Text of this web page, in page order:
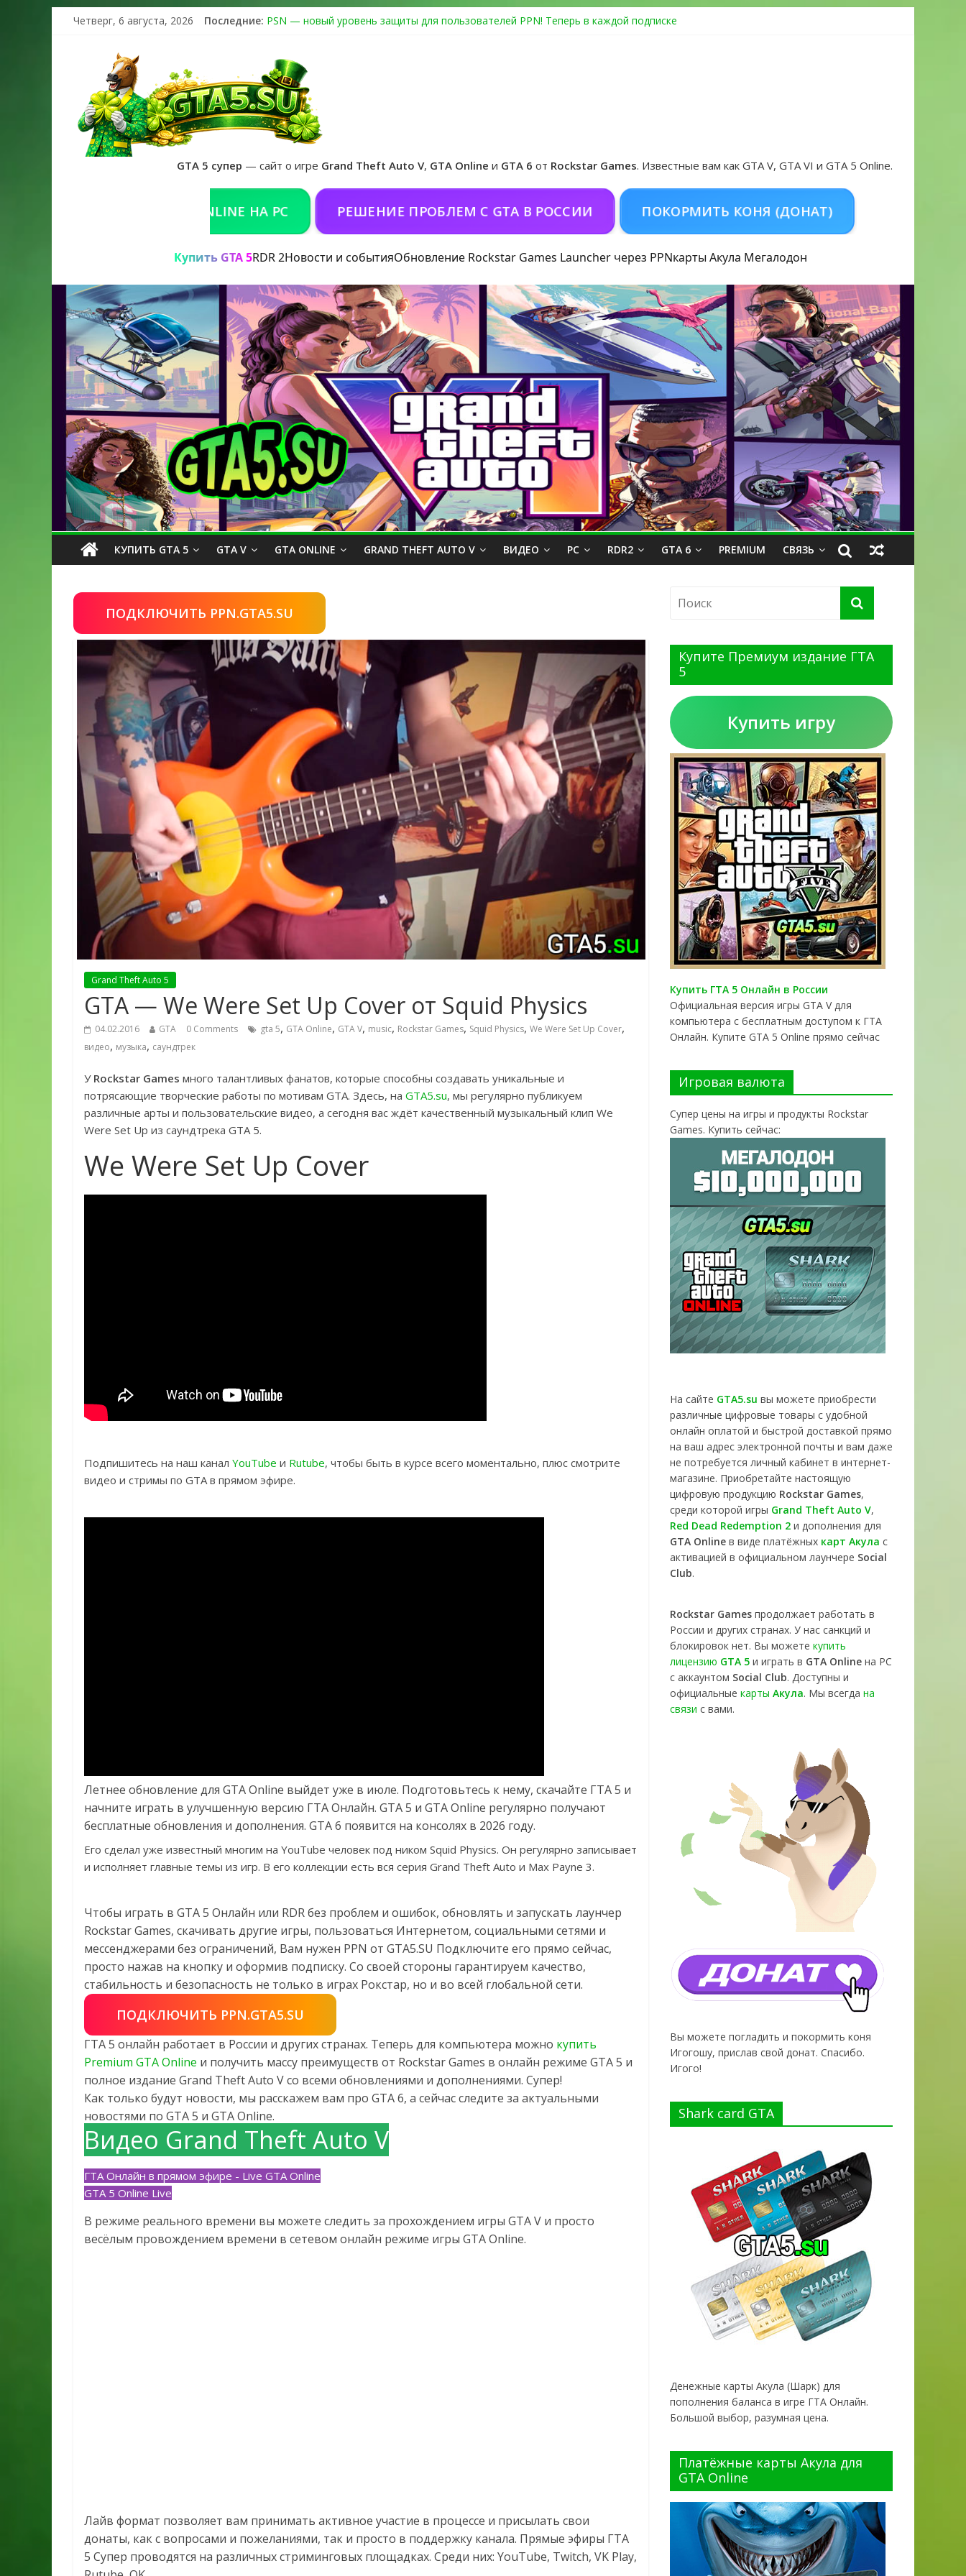
Четверг, 6 августа, 2026 Последние: PSN — новый уровень защиты для пользователей PPN! Теперь в каждой подписке
Получайте особые награды в GTA Online по программе Fine Art Collector
GTA 6 официальная обложка игры и Предзаказ Grand Theft Auto VI
GTA 5 супер — сайт о игре Grand Theft Auto V, GTA Online и GTA 6 от Rockstar Games. Известные вам как GTA V, GTA VI и GTA 5 Online.
КУПИТЬ GTA 5 ONLINE НА PC РЕШЕНИЕ ПРОБЛЕМ С GTA В РОССИИ ПОКОРМИТЬ КОНЯ (ДОНАТ) КУПИТЬ GTA 5
Купить GTA 5RDR 2Новости и событияОбновление Rockstar Games Launcher через PPNкарты Акула Мегалодон
КУПИТЬ GTA 5 GTA V GTA ONLINE GRAND THEFT AUTO V ВИДЕО PC RDR2 GTA 6 PREMIUM СВЯЗЬ
ПОДКЛЮЧИТЬ PPN.GTA5.SU
Grand Theft Auto 5
GTA — We Were Set Up Cover от Squid Physics
04.02.2016 GTA 0 Comments gta 5, GTA Online, GTA V, music, Rockstar Games, Squid Physics, We Were Set Up Cover,
видео, музыка, саундтрек
У Rockstar Games много талантливых фанатов, которые способны создавать уникальные и
потрясающие творческие работы по мотивам GTA. Здесь, на GTA5.su, мы регулярно публикуем
различные арты и пользовательские видео, а сегодня вас ждёт качественный музыкальный клип We
Were Set Up из саундтрека GTA 5.
We Were Set Up Cover
Подпишитесь на наш канал YouTube и Rutube, чтобы быть в курсе всего моментально, плюс смотрите
видео и стримы по GTA в прямом эфире.
Летнее обновление для GTA Online выйдет уже в июле. Подготовьтесь к нему, скачайте ГТА 5 и
начните играть в улучшенную версию ГТА Онлайн. GTA 5 и GTA Online регулярно получают
бесплатные обновления и дополнения. GTA 6 появится на консолях в 2026 году.
Его сделал уже известный многим на YouTube человек под ником Squid Physics. Он регулярно записывает
и исполняет главные темы из игр. В его коллекции есть вся серия Grand Theft Auto и Max Payne 3.
Чтобы играть в GTA 5 Онлайн или RDR без проблем и ошибок, обновлять и запускать лаунчер
Rockstar Games, скачивать другие игры, пользоваться Интернетом, социальными сетями и
мессенджерами без ограничений, Вам нужен PPN от GTA5.SU Подключите его прямо сейчас,
просто нажав на кнопку и оформив подписку. Со своей стороны гарантируем качество,
стабильность и безопасность не только в играх Рокстар, но и во всей глобальной сети.
ПОДКЛЮЧИТЬ PPN.GTA5.SU
ГТА 5 онлайн работает в России и других странах. Теперь для компьютера можно купить
Premium GTA Online и получить массу преимуществ от Rockstar Games в онлайн режиме GTA 5 и
полное издание Grand Theft Auto V со всеми обновлениями и дополнениями. Супер!
Как только будут новости, мы расскажем вам про GTA 6, а сейчас следите за актуальными
новостями по GTA 5 и GTA Online.
Видео Grand Theft Auto V
ГТА Онлайн в прямом эфире - Live GTA Online
GTA 5 Online Live
В режиме реального времени вы можете следить за прохождением игры GTA V и просто
весёлым провождением времени в сетевом онлайн режиме игры GTA Online.
Лайв формат позволяет вам принимать активное участие в процессе и присылать свои
донаты, как с вопросами и пожеланиями, так и просто в поддержку канала. Прямые эфиры ГТА
5 Супер проводятся на различных стриминговых площадках. Среди них: YouTube, Twitch, VK Play,
Купите Премиум издание ГТА
5
Купить игру
Купить ГТА 5 Онлайн в России
Официальная версия игры GTA V для
компьютера с бесплатным доступом к ГТА
Онлайн. Купите GTA 5 Online прямо сейчас
Игровая валюта
Супер цены на игры и продукты Rockstar
Games. Купить сейчас:
На сайте GTA5.su вы можете приобрести
различные цифровые товары с удобной
онлайн оплатой и быстрой доставкой прямо
на ваш адрес электронной почты и вам даже
не потребуется личный кабинет в интернет-
магазине. Приобретайте настоящую
цифровую продукцию Rockstar Games,
среди которой игры Grand Theft Auto V,
Red Dead Redemption 2 и дополнения для
GTA Online в виде платёжных карт Акула с
активацией в официальном лаунчере Social
Club.
Rockstar Games продолжает работать в
России и других странах. У нас санкций и
блокировок нет. Вы можете купить
лицензию GTA 5 и играть в GTA Online на PC
с аккаунтом Social Club. Доступны и
официальные карты Акула. Мы всегда на
связи с вами.
Вы можете погладить и покормить коня
Игогошу, прислав свой донат. Спасибо.
Игого!
Shark card GTA
Денежные карты Акула (Шарк) для
пополнения баланса в игре ГТА Онлайн.
Большой выбор, разумная цена.
Платёжные карты Акула для
GTA Online